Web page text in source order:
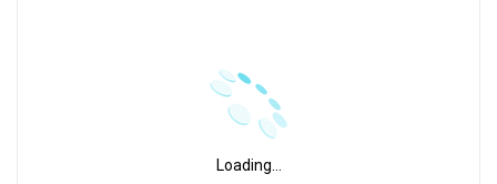
Loading...